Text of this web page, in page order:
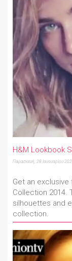
H&M Lookbook
Παρασκευή, 28 Ιανουαρίου
Get an
Collection 2014.
silhouettes and
collection.